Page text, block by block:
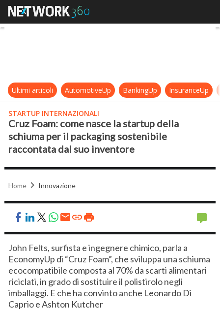
Cruz Foam: come nasce la
Ultimi articoli AutomotiveUp BankingUp InsuranceUp
STARTUP INTERNAZIONALI
Cruz Foam: come nasce la startup della
schiuma per il packaging sostenibile
raccontata dal suo inventore
Home Innovazione
John Felts, surfista e ingegnere chimico, parla a
EconomyUp di “Cruz Foam”, che sviluppa una schiuma
ecocompatibile composta al 70% da scarti alimentari
riciclati, in grado di sostituire il polistirolo negli
imballaggi. E che ha convinto anche Leonardo Di
Caprio e Ashton Kutcher